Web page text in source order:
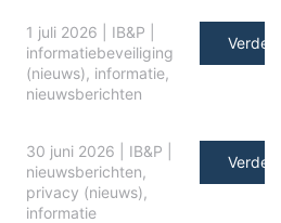
1 juli 2026 IB&P
informatiebeveiliging
(nieuws), informatie,
nieuwsberichten
Verder
30 juni 2026 IB&P
nieuwsberichten,
privacy (nieuws),
informatie
Verder